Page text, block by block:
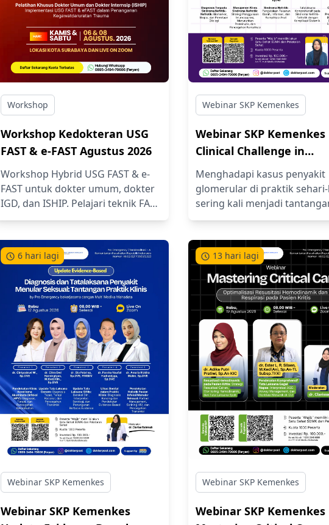
Workshop
Workshop Kedokteran USG
FAST & e-FAST Agustus 2026
Workshop Hybrid USG FAST & e-
FAST untuk dokter umum, dokter
IGD, dan ISHIP. Pelajari teknik FAST
dan eFAST untuk diagnosis cepat
melalui webinar, live demo, dan
hands-on bersama probandus.
Dapatkan akses lifetime materi,
grup konsultasi 1 tahun, dan
sertifikat pelatihan.
Webinar SKP Kemenkes
Webinar SKP Kemenkes
Clinical Challenge in
Glomerular Disease:
Tatalaksana Sindroma
Nefritik dan Nefrotik
Komplikasi
dan Trombotik
Menghadapi kasus penyakit
glomerular di praktik
sering kali menjadi
klinis yang kompleks bagi
Pasien yang datang dengan
edema, proteinuria masif,
hipertensi mendadak,
membutuhkan ketajaman
diagnosis untuk
antara Sindroma Nefritik dan
Nefrotik secara cepat.
6 hari lagi
Webinar SKP Kemenkes
Webinar SKP Kemenkes
13 hari lagi
Webinar SKP Kemenkes
Webinar SKP Kemenkes